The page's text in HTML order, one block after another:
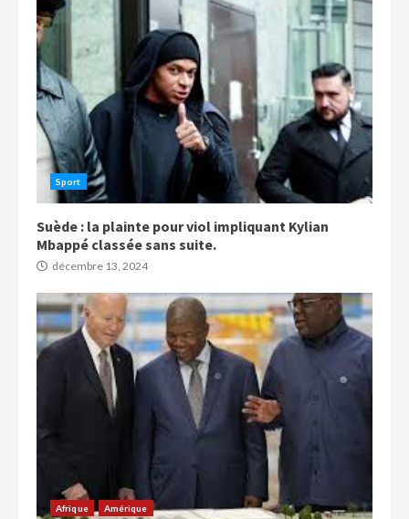
Sport
Suède : la plainte pour viol impliquant Kylian
Mbappé classée sans suite.
décembre 13, 2024
Afrique Amérique